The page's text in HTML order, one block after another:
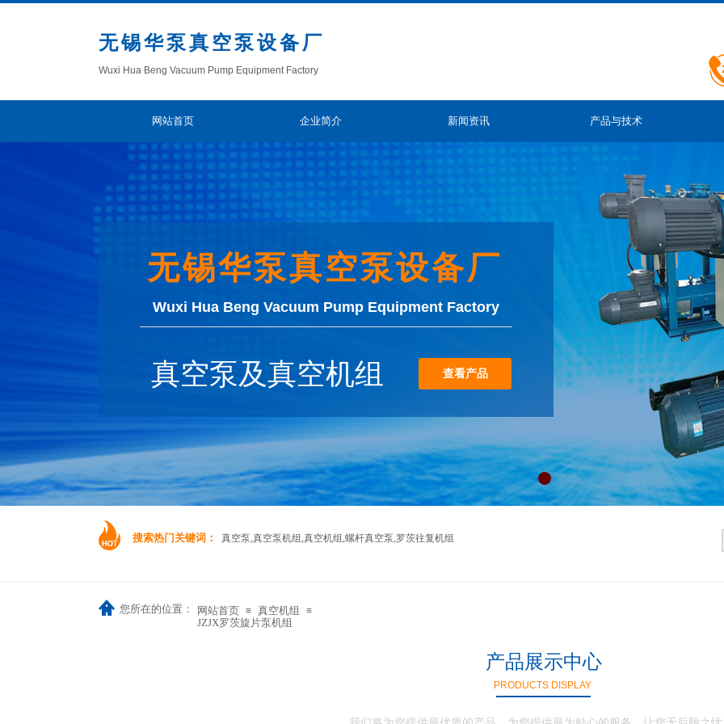
无锡华泵真空泵设备厂
Wuxi Hua Beng Vacuum Pump Equipment Factory​
网站首页 企业简介 新闻资讯 产品与技术
无锡华泵真空泵设备厂
Wuxi Hua Beng Vacuum Pump Equipment Factory
真空泵及真空机组 查看产品
搜索热门关键词： 真空泵,真空泵机组,真空机组,螺杆真空泵,罗茨往复机组
您所在的位置： 网站首页 ≡ 真空机组 ≡
JZJX罗茨旋片泵机组
产品展示中心
PRODUCTS DISPLAY